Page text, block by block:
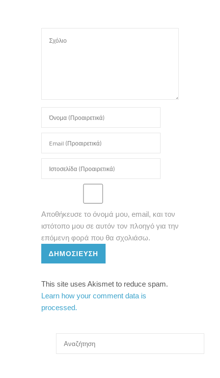
Αποθήκευσε το όνομά μου, email, και τον
ιστότοπο μου σε αυτόν τον πλοηγό για την
επόμενη φορά που θα σχολιάσω.
ΔΗΜΟΣΊΕΥΣΗ
This site uses Akismet to reduce spam.
Learn how your comment data is
processed.